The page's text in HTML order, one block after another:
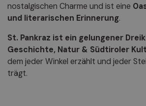
nostalgischen Charme und ist eine
und literarischen Erinnerung.
St. Pankraz ist ein gelungener
Geschichte, Natur & Südtiroler
dem jeder Winkel erzählt und jeder
trägt.